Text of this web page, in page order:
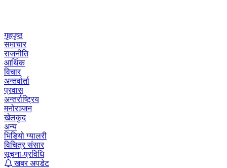
गृहपृष्ठ
समाचार
राजनीति
आर्थिक
विचार
अन्तर्वार्ता
प्रवास
अन्तर्राष्ट्रिय
मनोरञ्जन
खेलकुद
अन्य
भिडियो ग्यालरी
विचित्र संसार
सूचना-प्रविधि
खबर अपडेट